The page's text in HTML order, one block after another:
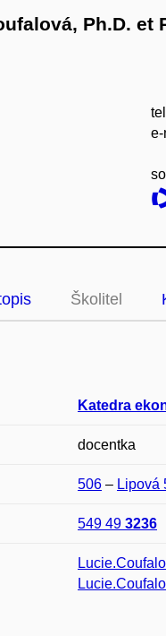
Ph.D. et
Školitel
Katedra
docentka
506 – Lipová
549 49 3236